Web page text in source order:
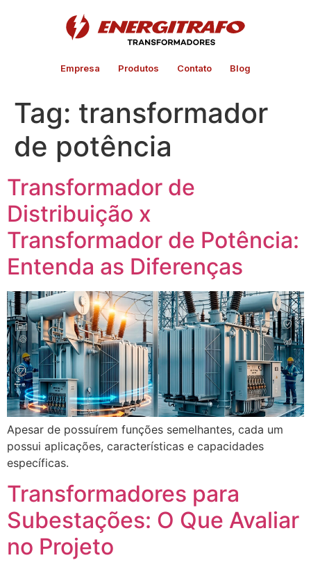
Empresa Produtos Contato Blog
Tag: transformador
de potência
Transformador de
Distribuição x
Transformador de Potência:
Entenda as Diferenças
Apesar de possuírem funções semelhantes, cada um
possui aplicações, características e capacidades
específicas.
Transformadores para
Subestações: O Que Avaliar
no Projeto